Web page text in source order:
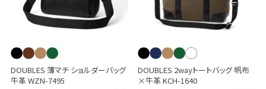
DOUBLES 薄マチ ショルダーバッグ
牛革 WZN-7495
DOUBLES 2wayトートバッグ 帆布
×牛革 KCH-1640